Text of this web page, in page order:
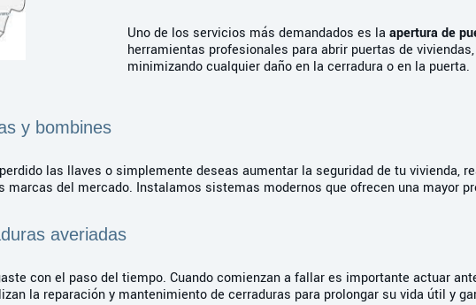
Uno de los servicios más demandados es la apertura de
herramientas profesionales para abrir puertas de
minimizando cualquier daño en la cerradura o en la puerta.
las llaves o simplemente deseas aumentar la seguridad de tu vivienda,
marcas del mercado. Instalamos sistemas modernos que ofrecen una mayor
y bombines
averiadas
con el paso del tiempo. Cuando comienzan a fallar es importante actuar
la reparación y mantenimiento de cerraduras para prolongar su vida útil y